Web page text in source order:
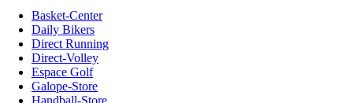
Basket-Center
Daily Bikers
Direct Running
Direct-Volley
Espace Golf
Galope-Store